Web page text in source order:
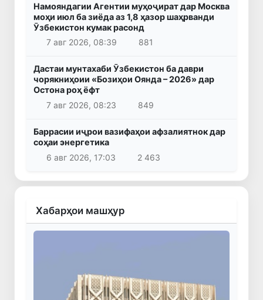
Намояндагии Агентии муҳоҷират дар Москва
моҳи июл ба зиёда аз 1,8 ҳазор шаҳрванди
Ӯзбекистон кумак расонд
7 авг 2026, 08:39
881
Дастаи мунтахаби Ӯзбекистон ба даври
чорякниҳоии «Бозиҳои Оянда – 2026» дар
Остона роҳ ёфт
7 авг 2026, 08:23
849
Баррасии иҷрои вазифаҳои афзалиятнок дар
соҳаи энергетика
6 авг 2026, 17:03
2 463
Хабарҳои машҳур